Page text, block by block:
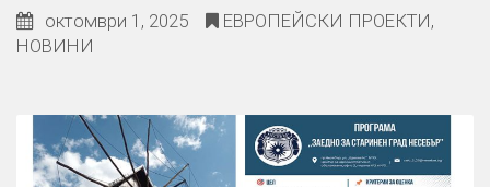
октомври 1, 2025 ЕВРОПЕЙСКИ ПРОЕКТИ,
НОВИНИ